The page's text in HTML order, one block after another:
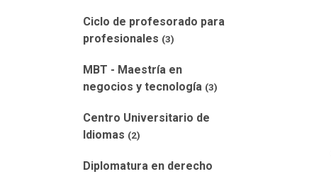
Ciclo de profesorado para
profesionales (3)
MBT - Maestría en
negocios y tecnología (3)
Centro Universitario de
Idiomas (2)
Diplomatura en derecho